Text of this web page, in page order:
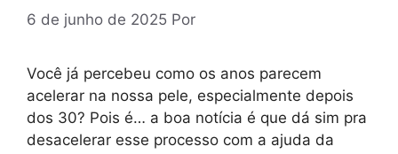
6 de junho de 2025 Por
Você já percebeu como os anos parecem
acelerar na nossa pele, especialmente depois
dos 30? Pois é… a boa notícia é que dá sim pra
desacelerar esse processo com a ajuda da